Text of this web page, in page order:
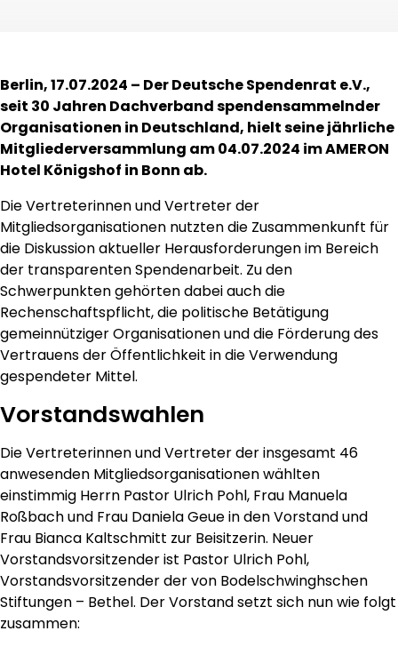
Berlin, 17.07.2024 – Der Deutsche Spendenrat e.V.,
seit 30 Jahren Dachverband spendensammelnder
Organisationen in Deutschland, hielt seine jährliche
Mitgliederversammlung am 04.07.2024 im AMERON
Hotel Königshof in Bonn ab.
Die Vertreterinnen und Vertreter der
Mitgliedsorganisationen nutzten die Zusammenkunft für
die Diskussion aktueller Herausforderungen im Bereich
der transparenten Spendenarbeit. Zu den
Schwerpunkten gehörten dabei auch die
Rechenschaftspflicht, die politische Betätigung
gemeinnütziger Organisationen und die Förderung des
Vertrauens der Öffentlichkeit in die Verwendung
gespendeter Mittel.
Vorstandswahlen
Die Vertreterinnen und Vertreter der insgesamt 46
anwesenden Mitgliedsorganisationen wählten
einstimmig Herrn Pastor Ulrich Pohl, Frau Manuela
Roßbach und Frau Daniela Geue in den Vorstand und
Frau Bianca Kaltschmitt zur Beisitzerin. Neuer
Vorstandsvorsitzender ist Pastor Ulrich Pohl,
Vorstandsvorsitzender der von Bodelschwinghschen
Stiftungen – Bethel. Der Vorstand setzt sich nun wie folgt
zusammen: